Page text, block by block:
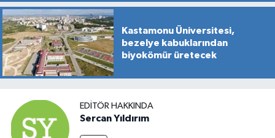
Kastamonu Üniversitesi,
bezelye kabuklarından
biyokömür üretecek
EDITÖR HAKKINDA
Sercan Yıldırım